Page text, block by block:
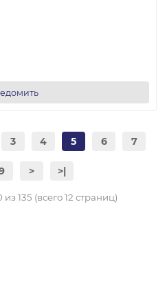
3 4 5 6 7
> >|
135 (всего 12 страниц)